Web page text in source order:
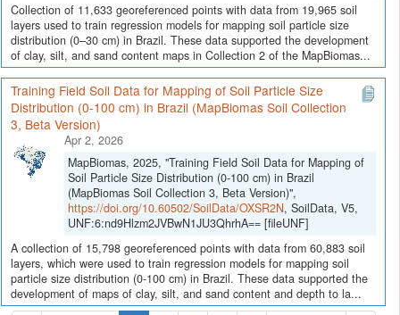
Collection of 11,633 georeferenced points with data from 19,965 soil
layers used to train regression models for mapping soil particle size
distribution (0–30 cm) in Brazil. These data supported the development
of clay, silt, and sand content maps in Collection 2 of the MapBiomas...
Training Field Soil Data for Mapping of Soil Particle Size
Distribution (0-100 cm) in Brazil (MapBiomas Soil Collection
3, Beta Version)
Apr 2, 2026
MapBiomas, 2025, "Training Field Soil Data for Mapping of
Soil Particle Size Distribution (0-100 cm) in Brazil
(MapBiomas Soil Collection 3, Beta Version)",
https://doi.org/10.60502/SoilData/OXSR2N, SoilData, V5,
UNF:6:nd9Hlzm2JVBwN1JU3QhrhA== [fileUNF]
A collection of 15,798 georeferenced points with data from 60,883 soil
layers, which were used to train regression models for mapping soil
particle size distribution (0-100 cm) in Brazil. These data supported the
development of maps of clay, silt, and sand content and depth to la...